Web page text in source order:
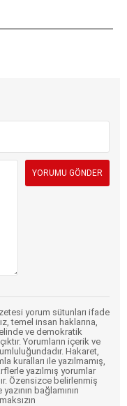
yorum sütunları ifade
temel insan haklarına,
ve demokratik
Yorumların içerik ve
Hakaret,
kuralları ile yazılmamış,
yazılmış yorumlar
Özensizce belirlenmiş
bağlamının